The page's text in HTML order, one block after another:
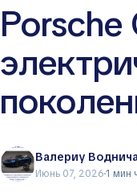
Валериу
Июнь 07, 20261 мин